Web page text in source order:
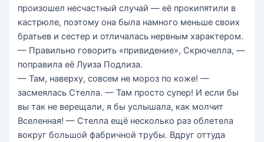
произошел несчастный случай — её прокипятили в
кастрюле, поэтому она была намного меньше своих
братьев и сестер и отличалась нервным характером.
— Правильно говорить «привидение», Скрючелла, —
поправила её Луиза Подлиза.
— Там, наверху, совсем не мороз по коже! —
засмеялась Стелла. — Там просто супер! И если бы
вы так не верещали, я бы услышала, как молчит
Вселенная! — Стелла ещё несколько раз облетела
вокруг большой фабричной трубы. Вдруг оттуда